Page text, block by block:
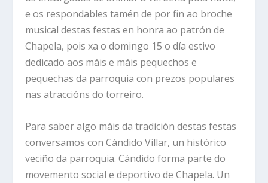
e os respondables tamén de por fin ao broche
musical destas festas en honra ao patrón de
Chapela, pois xa o domingo 15 o día estivo
dedicado aos máis e máis pequechos e
pequechas da parroquia con prezos populares
nas atraccións do torreiro.
Para saber algo máis da tradición destas festas
conversamos con Cándido Villar, un histórico
veciño da parroquia. Cándido forma parte do
movemento social e deportivo de Chapela. Un